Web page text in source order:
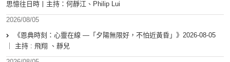
思憶往日時丨主持：何靜江、Philip Lui
2026/08/05
《恩典時刻：心靈在線 —「夕陽無限好，不怕近黃昏」》2026-08-05
｜ 主持 : 飛翔 、靜兒